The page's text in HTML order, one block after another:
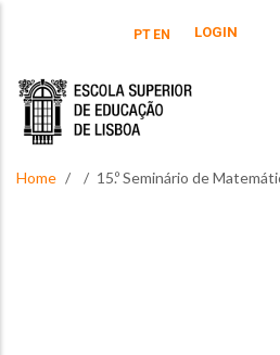
PT EN LOGIN
Home 15.º Seminário de